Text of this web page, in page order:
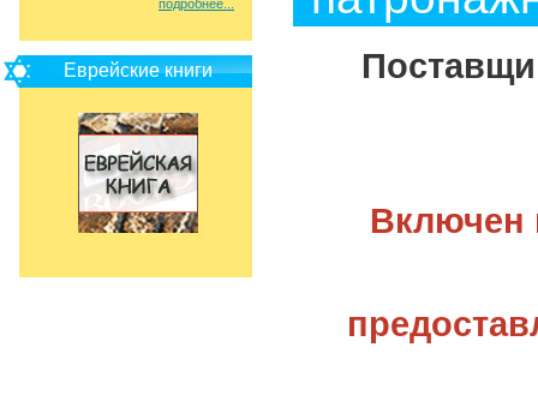
подробнее...
Еврейские книги
Включен